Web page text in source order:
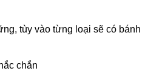
tùy vào từng loại sẽ có bánh
chắn